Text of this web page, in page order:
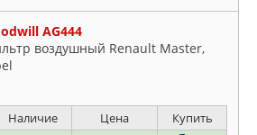
AG444
воздушный Renault Master,
Наличие Цена Купить